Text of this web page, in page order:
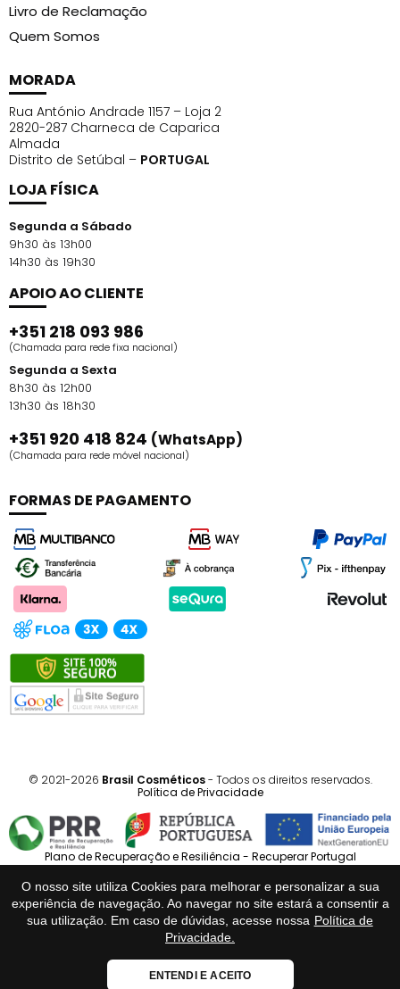
O nosso site utiliza Cookies para melhorar e personalizar a sua
experiência de navegação. Ao navegar no site estará a consentir a
sua utilização. Em caso de dúvidas, acesse nossa Política de
Privacidade.
ENTENDI E ACEITO
Livro de Reclamação
Quem Somos
MORADA
Rua António Andrade 1157 – Loja 2
2820-287 Charneca de Caparica
Almada
Distrito de Setúbal – PORTUGAL
LOJA FÍSICA
Segunda a Sábado
9h30 às 13h00
14h30 às 19h30
APOIO AO CLIENTE
+351 218 093 986
(Chamada para rede fixa nacional)
Segunda a Sexta
8h30 às 12h00
13h30 às 18h30
+351 920 418 824 (WhatsApp)
(Chamada para rede móvel nacional)
FORMAS DE PAGAMENTO
© 2021-2026 Brasil Cosméticos- Todos os direitos reservados.
Política de Privacidade
Plano de Recuperação e Resiliência - Recuperar Portugal
Português Español